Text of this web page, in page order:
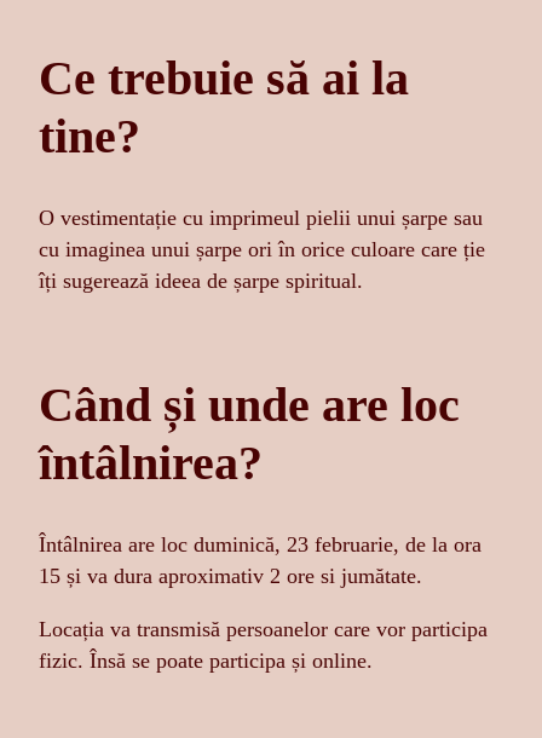
Ce trebuie să ai la
tine?
O vestimentație cu imprimeul pielii unui șarpe sau
cu imaginea unui șarpe ori în orice culoare care ție
îți sugerează ideea de șarpe spiritual.
Când și unde are loc
întâlnirea?
Întâlnirea are loc duminică, 23 februarie, de la ora
15 și va dura aproximativ 2 ore si jumătate.
Locația va transmisă persoanelor care vor participa
fizic. Însă se poate participa și online.